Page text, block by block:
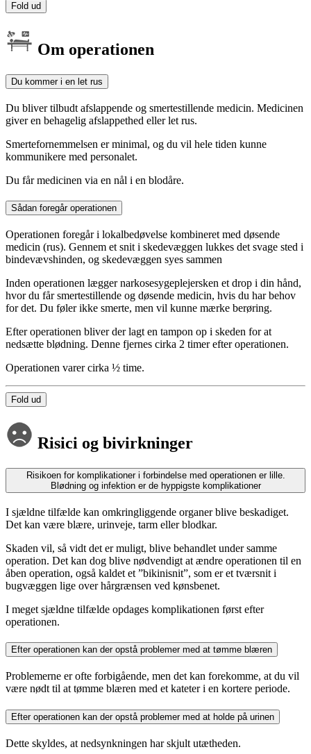
Fold ud
Om operationen
Du kommer i en let rus
Du bliver tilbudt afslappende og smertestillende medicin. Medicinen
giver en behagelig afslappethed eller let rus.
Smertefornemmelsen er minimal, og du vil hele tiden kunne
kommunikere med personalet.
Du får medicinen via en nål i en blodåre.
Sådan foregår operationen
Operationen foregår i lokalbedøvelse kombineret med døsende
medicin (rus). Gennem et snit i skedevæggen lukkes det svage sted i
bindevævshinden, og skedevæggen syes sammen
Inden operationen lægger narkosesygeplejersken et drop i din hånd,
hvor du får smertestillende og døsende medicin, hvis du har behov
for det. Du føler ikke smerte, men vil kunne mærke berøring.
Efter operationen bliver der lagt en tampon op i skeden for at
nedsætte blødning. Denne fjernes cirka 2 timer efter operationen.
Operationen varer cirka ½ time.
Fold ud
Risici og bivirkninger
Risikoen for komplikationer i forbindelse med operationen er lille.
Blødning og infektion er de hyppigste komplikationer
I sjældne tilfælde kan omkringliggende organer blive beskadiget.
Det kan være blære, urinveje, tarm eller blodkar.
Skaden vil, så vidt det er muligt, blive behandlet under samme
operation. Det kan dog blive nødvendigt at ændre operationen til en
åben operation, også kaldet et ”bikinisnit”, som er et tværsnit i
bugvæggen lige over hårgrænsen ved kønsbenet.
I meget sjældne tilfælde opdages komplikationen først efter
operationen.
Efter operationen kan der opstå problemer med at tømme blæren
Problemerne er ofte forbigående, men det kan forekomme, at du vil
være nødt til at tømme blæren med et kateter i en kortere periode.
Efter operationen kan der opstå problemer med at holde på urinen
Dette skyldes, at nedsynkningen har skjult utætheden.